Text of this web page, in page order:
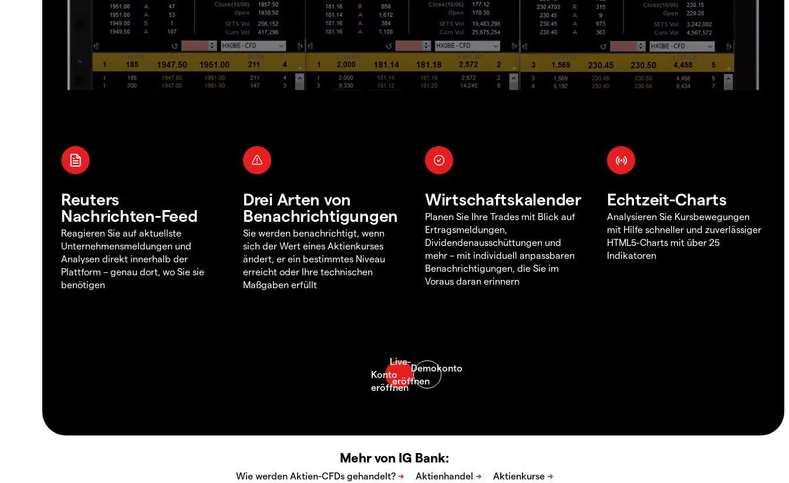
Reuters
Nachrichten-Feed
Reagieren Sie auf aktuellste
Unternehmensmeldungen und
Analysen direkt innerhalb der
Plattform – genau dort, wo Sie sie
benötigen
Drei Arten von
Benachrichtigungen
Sie werden benachrichtigt, wenn
sich der Wert eines Aktienkurses
ändert, er ein bestimmtes Niveau
erreicht oder Ihre technischen
Maßgaben erfüllt
Wirtschaftskalender
Planen Sie Ihre Trades mit Blick auf
Ertragsmeldungen,
Dividendenausschüttungen und
mehr – mit individuell anpassbaren
Benachrichtigungen, die Sie im
Voraus daran erinnern
Echtzeit-Charts
Analysieren Sie Kursbewegungen
mit Hilfe schneller und zuverlässiger
HTML5-Charts mit über 25
Indikatoren
Mehr von IG Bank: